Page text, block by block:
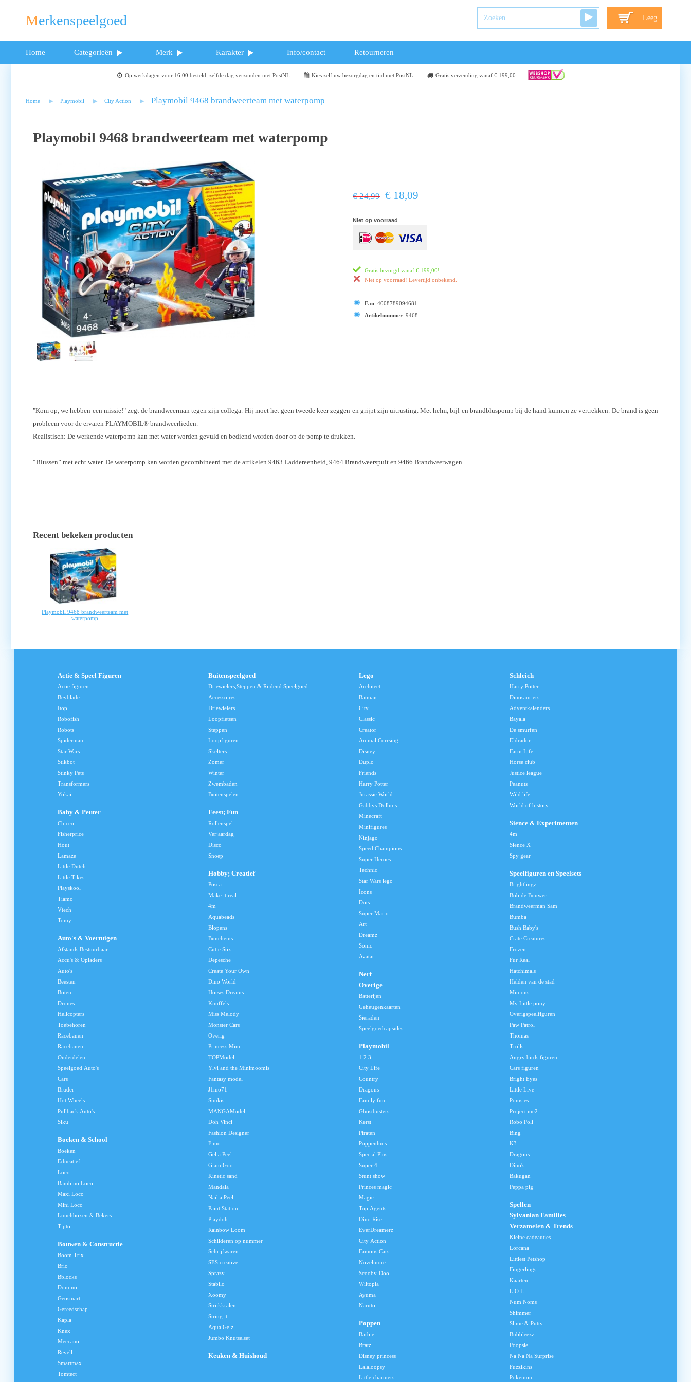
Merkenspeelgoed Leeg
Home Categorieën Merk Karakter Info/contact Retourneren
Op werkdagen voor 16:00 besteld, zelfde dag verzonden met PostNL Kies zelf uw bezorgdag en tijd met PostNL Gratis verzending vanaf € 199,00
Home Playmobil City Action Playmobil 9468 brandweerteam met waterpomp
Playmobil 9468 brandweerteam met waterpomp
€ 24,99 € 18,09
Niet op voorraad
Gratis bezorgd vanaf € 199,00!
Niet op voorraad! Levertijd onbekend.
Ean: 4008789094681
Artikelnummer: 9468
"Kom op, we hebben een missie!" zegt de brandweerman tegen zijn collega. Hij moet het geen tweede keer zeggen en grijpt zijn uitrusting. Met helm, bijl en brandbluspomp bij de hand kunnen ze vertrekken. De brand is geen
probleem voor de ervaren PLAYMOBIL® brandweerlieden.
Realistisch: De werkende waterpomp kan met water worden gevuld en bediend worden door op de pomp te drukken.
“Blussen” met echt water. De waterpomp kan worden gecombineerd met de artikelen 9463 Laddereenheid, 9464 Brandweerspuit en 9466 Brandweerwagen.
Recent bekeken producten
Playmobil 9468 brandweerteam met
waterpomp
Actie & Speel Figuren
Actie figuren
Beyblade
Itop
Robofish
Robots
Spiderman
Star Wars
Stikbot
Stinky Pets
Transformers
Yokai
Baby & Peuter
Chicco
Fisherprice
Hout
Lamaze
Little Dutch
Little Tikes
Playskool
Tiamo
Vtech
Tomy
Auto's & Voertuigen
Afstands Bestuurbaar
Accu's & Opladers
Auto's
Beesten
Boten
Drones
Helicopters
Toebehoren
Racebanen
Racebanen
Onderdelen
Speelgoed Auto's
Cars
Bruder
Hot Wheels
Pullback Auto's
Siku
Boeken & School
Boeken
Educatief
Loco
Bambino Loco
Maxi Loco
Mini Loco
Lunchboxen & Bekers
Tiptoi
Bouwen & Constructie
Boom Trix
Brio
Bblocks
Domino
Geosmart
Gereedschap
Kapla
Knex
Meccano
Revell
Smartmax
Tomtect
Buitenspeelgoed
Driewielers,Steppen & Rijdend Speelgoed
Accessoires
Driewielers
Loopfietsen
Steppen
Loopfiguren
Skelters
Zomer
Winter
Zwembaden
Buitenspelen
Feest; Fun
Rollenspel
Verjaardag
Disco
Snoep
Hobby; Creatief
Posca
Make it real
4m
Aquabeads
Blopens
Bunchems
Cutie Stix
Depesche
Create Your Own
Dino World
Horses Dreams
Knuffels
Miss Melody
Monster Cars
Overig
Princess Mimi
TOPModel
Ylvi and the Minimoomis
Fantasy model
J1mo71
Snukis
MANGAModel
Doh Vinci
Fashion Designer
Fimo
Gel a Peel
Glam Goo
Kinetic sand
Mandala
Nail a Peel
Paint Station
Playdoh
Rainbow Loom
Schilderen op nummer
Schrijfwaren
SES creative
Sprazy
Stabilo
Xoomy
Strijkkralen
String it
Aqua Gelz
Jumbo Knutselset
Keuken & Huishoud
Lego
Architect
Batman
City
Classic
Creator
Animal Corrsing
Disney
Duplo
Friends
Harry Potter
Jurassic World
Gabbys Dolhuis
Minecraft
Minifigures
Ninjago
Speed Champions
Super Heroes
Technic
Star Wars lego
Icons
Dots
Super Mario
Art
Dreamz
Sonic
Avatar
Nerf
Overige
Batterijen
Geheugenkaarten
Sieraden
Speelgoedcapsules
Playmobil
1.2.3.
City Life
Country
Dragons
Family fun
Ghostbusters
Kerst
Piraten
Poppenhuis
Special Plus
Super 4
Stunt show
Princes magic
Magic
Top Agents
Dino Rise
EverDreamerz
City Action
Famous Cars
Novelmore
Scooby-Doo
Wiltopia
Ayuma
Naruto
Poppen
Barbie
Bratz
Disney princess
Lalaloopsy
Little charmers
Schleich
Harry Potter
Dinosauriers
Adventkalenders
Bayala
De smurfen
Eldrador
Farm Life
Horse club
Justice league
Peanuts
Wild life
World of history
Sience & Experimenten
4m
Sience X
Spy gear
Speelfiguren en Speelsets
Brightlingz
Bob de Bouwer
Brandweerman Sam
Bumba
Bush Baby's
Crate Creatures
Frozen
Fur Real
Hatchimals
Helden van de stad
Minions
My Little pony
Overigspeelfiguren
Paw Patrol
Thomas
Trolls
Angry birds figuren
Cars figuren
Bright Eyes
Little Live
Pomsies
Project mc2
Robo Poli
Bing
K3
Dragons
Dino's
Bakugan
Peppa pig
Spellen
Sylvanian Families
Verzamelen & Trends
Kleine cadeautjes
Lorcana
Littlest Petshop
Fingerlings
Kaarten
L.O.L.
Num Noms
Shimmer
Slime & Putty
Bubbleezz
Poopsie
Na Na Na Surprise
Fuzzikins
Pokemon